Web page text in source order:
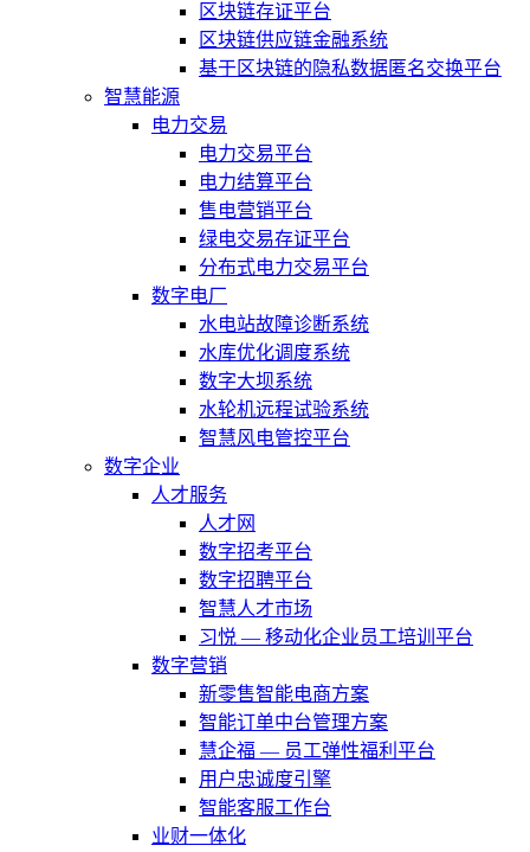
区块链存证平台
区块链供应链金融系统
基于区块链的隐私数据匿名交换平台
智慧能源
电力交易
电力交易平台
电力结算平台
售电营销平台
绿电交易存证平台
分布式电力交易平台
数字电厂
水电站故障诊断系统
水库优化调度系统
数字大坝系统
水轮机远程试验系统
智慧风电管控平台
数字企业
人才服务
人才网
数字招考平台
数字招聘平台
智慧人才市场
习悦 — 移动化企业员工培训平台
数字营销
新零售智能电商方案
智能订单中台管理方案
慧企福 — 员工弹性福利平台
用户忠诚度引擎
智能客服工作台
业财一体化